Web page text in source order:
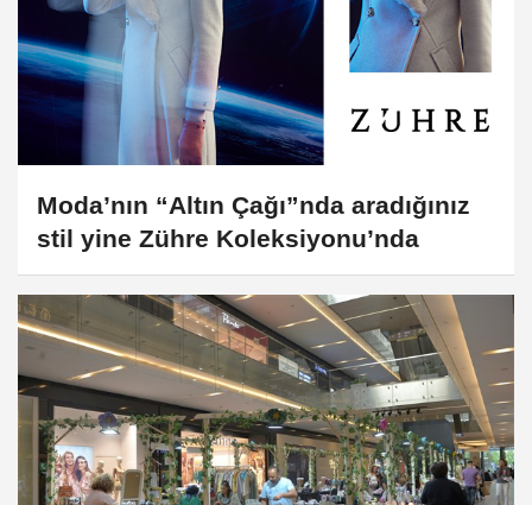
Moda’nın “Altın Çağı”nda aradığınız
stil yine Zühre Koleksiyonu’nda